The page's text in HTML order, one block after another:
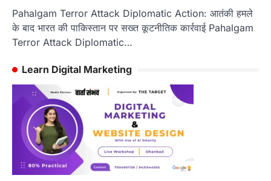
Pahalgam Terror Attack Diplomatic Action: आतंकी हमले
के बाद भारत की पाकिस्तान पर सख्त कूटनीतिक कार्रवाई Pahalgam
Terror Attack Diplomatic…
Learn Digital Marketing